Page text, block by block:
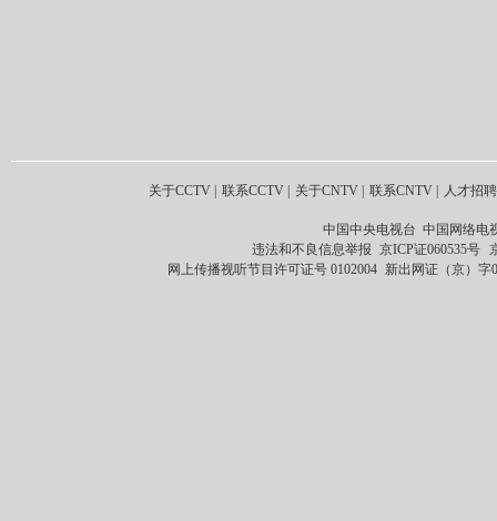
关于CCTV 联系CCTV 关于CNTV 联系CNTV 人才招聘
中国中央电视台 中国网络电
违法和不良信息举报 京ICP证060535号
网上传播视听节目许可证号 0102004 新出网证（京）